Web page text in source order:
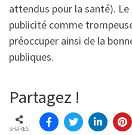
attendus pour la santé).
publicité comme
préoccuper ainsi de la
publiques.
Partagez !
SHARES